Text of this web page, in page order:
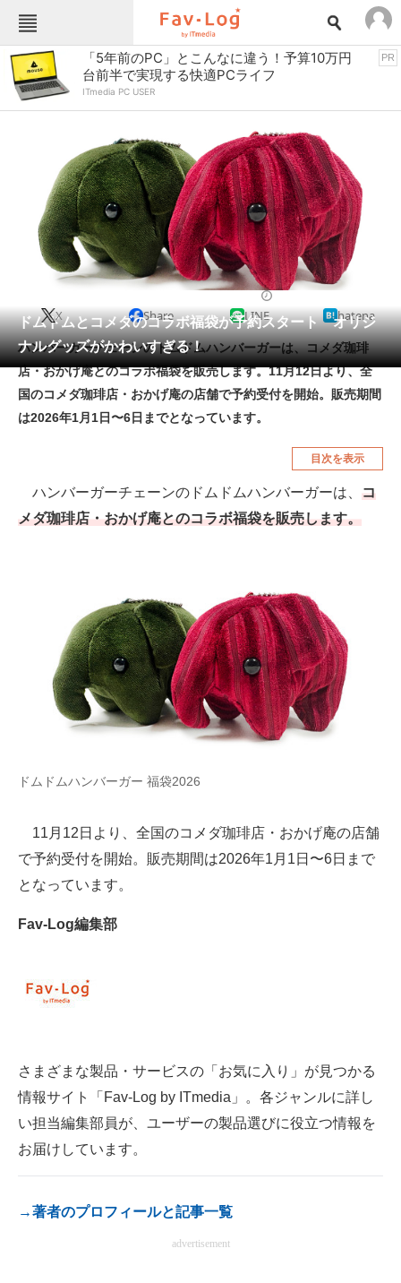
Fav-Logカテゴリー一覧
TOP アウトドア用品
インテリア・収納 おもちゃ・ホビー
キッチン家電
キッチン用品 ゲーム
コンテンツ・サービス スイーツ・お菓子
スポーツ・レジャー スマホ・携帯電話
パソコン・タブレット ファッション
ペット 家電
工具・DIY 本・DVD・CD
生活家電 生活用品
空調・季節家電 美容・コスメ
釣り具・釣り用品 食品・飲料・お酒
注目記事を集めた総合ページ
ITの今と未来を見通す
スマホと通信の最新トレンド
進化するPCとデバイスの未来
AI活用のいまが分かる
企業ITのトレンドを詳説
経営リーダーのコミュニティ
ITエンジニア向け専門サイト
IT製品の技術・比較・事例
モノづくり技術者専門サイト
「5年前のPC」とこんなに違う！予算10万円
台前半で実現する快適PCライフ
ITmedia PC USER
PR
ドムドムとコメダのコラボ福袋が予約スタート オリジ
ナルグッズがかわいすぎる！
X Share LINE hatena
ハンバーガーチェーンのドムドムハンバーガーは、コメダ珈琲
店・おかげ庵とのコラボ福袋を販売します。11月12日より、全
国のコメダ珈琲店・おかげ庵の店舗で予約受付を開始。販売期間
は2026年1月1日〜6日までとなっています。
目次を表示
ハンバーガーチェーンのドムドムハンバーガーは、 コ
メダ珈琲店・おかげ庵とのコラボ福袋を販売します。
ドムドムハンバーガー 福袋2026
11月12日より、全国のコメダ珈琲店・おかげ庵の店舗
で予約受付を開始。販売期間は2026年1月1日〜6日まで
となっています。
Fav-Log編集部
さまざまな製品・サービスの「お気に入り」が見つかる
情報サイト「Fav-Log by ITmedia」。各ジャンルに詳し
い担当編集部員が、ユーザーの製品選びに役立つ情報を
お届けしています。
→著者のプロフィールと記事一覧
advertisement